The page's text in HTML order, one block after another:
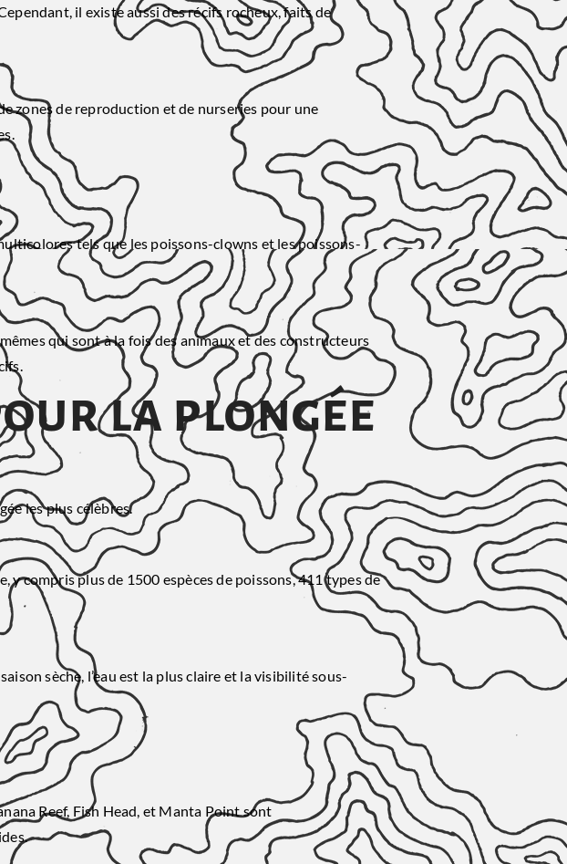
il existe aussi des récifs rocheux, faits de
zones de reproduction et de nurseries pour une
tels que les poissons-clowns et les poissons-
qui sont à la fois des animaux et des constructeurs
la plongée
les plus célèbres.
compris plus de 1500 espèces de poissons, 411 types de
sèche, l’eau est la plus claire et la visibilité sous-
Reef, Fish Head, et Manta Point sont